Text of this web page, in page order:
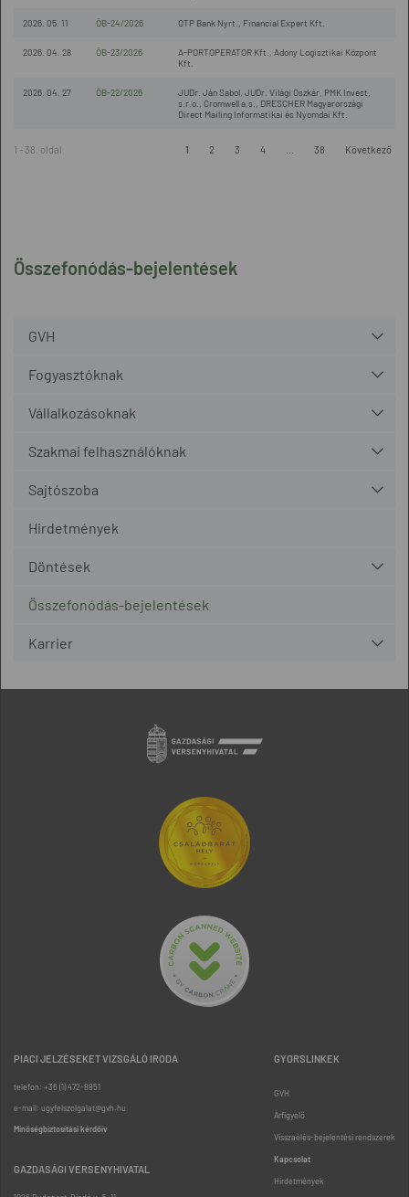
Összefonódás-bejelentések
GVH
Fogyasztóknak
Vállalkozásoknak
Szakmai felhasználóknak
Sajtószoba
Hirdetmények
Döntések
Összefonódás-bejelentések
Karrier
2026. 05. 11 ÖB-24/2026 OTP Bank Nyrt., Financial Expert Kft.
2026. 04. 28 ÖB-23/2026
A-PORTOPERATOR Kft., Adony Logisztikai Központ
Kft.
2026. 04. 27 ÖB-22/2026
JUDr. Ján Sabol, JUDr. Világi Oszkár, PMK Invest,
s.r.o., Cromwell a.s., DRESCHER Magyarországi
Direct Mailing Informatikai és Nyomdai Kft.
1 - 38. oldal 1 2 3 4 38 Következő
PIACI JELZÉSEKET VIZSGÁLÓ IRODA
telefon: +36 (1) 472-8851
e-mail: ugyfelszolgalat@gvh.hu
Minőségbiztosítási kérdőív
GAZDASÁGI VERSENYHIVATAL
GYORSLINKEK
GVH
Árfigyelő
Visszaélés-bejelentési rendszerek
Kapcsolat
Hirdetmények